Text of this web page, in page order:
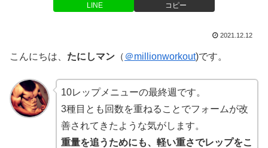
LINE コピー
2021.12.12
こんにちは、 たにしマン （ ＠millionworkout)です。
10レップメニューの最終週です。
3種目とも回数を重ねることでフォームが改
善されてきたような気がします。
重量を追うためにも、軽い重さでレップをこ